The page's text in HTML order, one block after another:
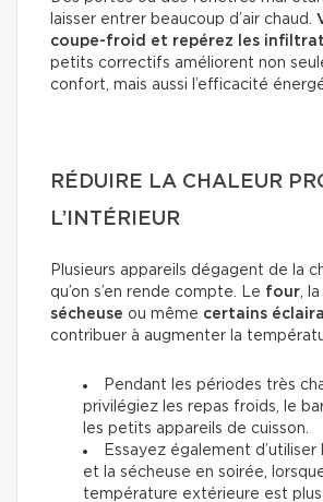
laisser entrer beaucoup d’air chaud.
coupe-froid et repérez les
petits correctifs améliorent non
confort, mais aussi l’efficacité
RÉDUIRE LA CHALEUR
L’INTÉRIEUR
Plusieurs appareils dégagent de la
qu’on s’en rende compte. Le four, la
sécheuse ou même certains
contribuer à augmenter la
Pendant les périodes très
privilégiez les repas froids, le
les petits appareils de cuisson.
Essayez également d’utiliser
et la sécheuse en soirée,
température extérieure est plus